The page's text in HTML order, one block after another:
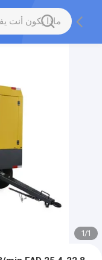
1
/
1